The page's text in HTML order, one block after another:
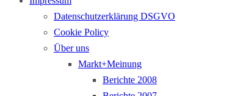
Datenschutzerklärung DSGVO
Cookie Policy
Über uns
Markt+Meinung
Berichte 2008